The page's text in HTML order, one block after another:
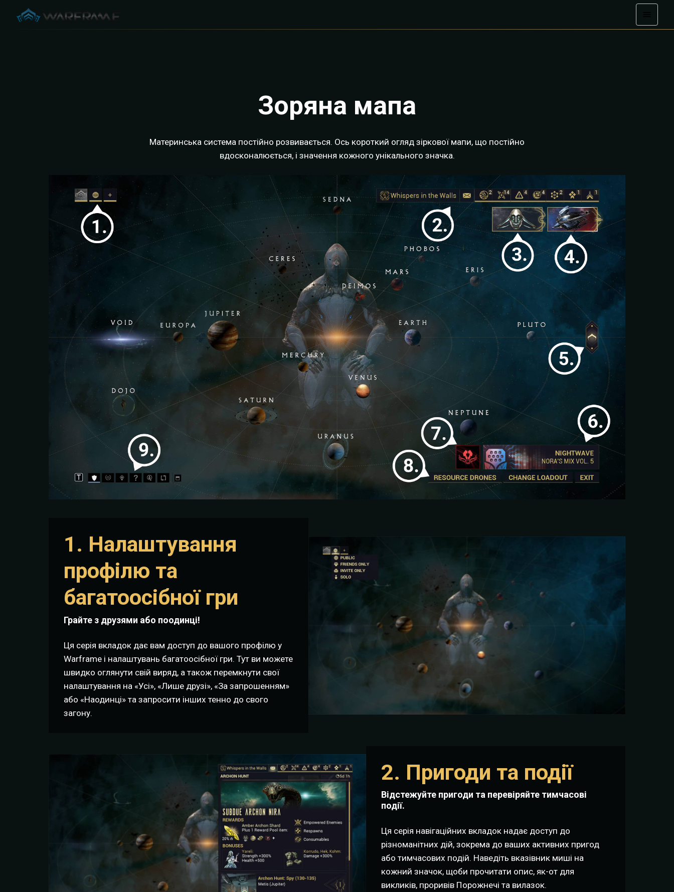
Зоряна мапа
Материнська система постійно розвивається. Ось короткий огляд зіркової мапи, що постійно
вдосконалюється, і значення кожного унікального значка.
1. Налаштування
профілю та
багатоосібної гри
Грайте з друзями або поодинці!
Ця серія вкладок дає вам доступ до вашого профілю у
Warframe і налаштувань багатоосібної гри. Тут ви можете
швидко оглянути свій виряд, а також перемкнути свої
налаштування на «Усі», «Лише друзі», «За запрошенням»
або «Наодинці» та запросити інших тенно до свого
загону.
2. Пригоди та події
Відстежуйте пригоди та перевіряйте тимчасові
події.
Ця серія навігаційних вкладок надає доступ до
різноманітних дій, зокрема до ваших активних пригод
або тимчасових подій. Наведіть вказівник миші на
кожний значок, щоби прочитати опис, як-от для
викликів, проривів Порожнечі та вилазок.